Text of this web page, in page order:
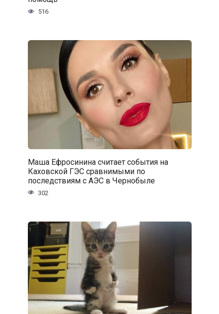
516
Маша Ефросинина считает события на
Каховской ГЭС сравнимыми по
последствиям с АЭС в Чернобыле
302